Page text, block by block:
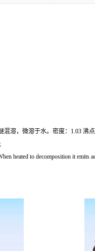
混溶，微溶于水。密度：1.03
heated to decomposition it emits